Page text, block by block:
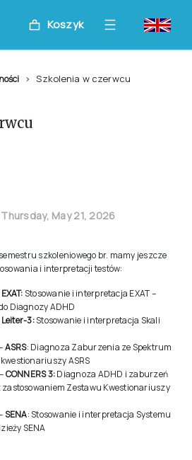
Koszyk
Szkolenia w czerwcu
Thursday, May 21, 2026
szkoleniowego br. mamy jeszcze
i interpretacji testów:
EXAT:Stosowanie i interpretacja EXAT –
Diagnozy ADHD
Leiter-3:Stosowanie i interpretacja Skali
ASRS: Diagnoza Zaburzenia ze Spektrum
ASRS
CONNERS 3:Diagnoza ADHD i zaburzeń
Zestawu Kwestionariuszy
SENA: Stosowanie i interpretacja Systemu
SENA